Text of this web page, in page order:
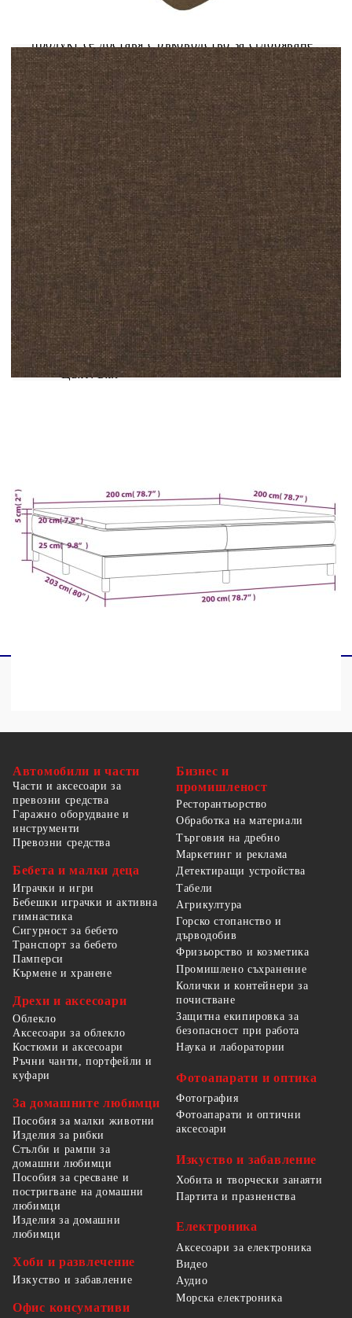
матракът не може да бъде върнат, ако
продукт се доставя с ръководство за сглобяване
в кашона за лесно сглобяване.
Рамка за легло:
Цвят: Тъмнокафяв
Материал: Плат (100% полиестер),
шперплат, инженерно дърво
Размери: 203 x 200 x 25 см (Д x Ш x В)
Матрак за легло:
Цвят: Бяло и тъмнокафяво
Материал: Текстил (100% полиестер)
Материал за пълнеж: Покет пружини, пяна
Размери (всеки): 100 x 200 x 20 см (Ш x Д x
В)
Топ матрак за легло:
Цвят: Бял
Доставката съдържа:
1 x Рамка за легло
2 x Матрака
1 х Топ матрак
Автомобили и части
Части и аксесоари за
превозни средства
Гаражно оборудване и
инструменти
Превозни средства
Бебета и малки деца
Играчки и игри
Бебешки играчки и активна
гимнастика
Сигурност за бебето
Транспорт за бебето
Памперси
Кърмене и хранене
Дрехи и аксесоари
Облекло
Аксесоари за облекло
Костюми и аксесоари
Ръчни чанти, портфейли и
куфари
За домашните любимци
Пособия за малки животни
Изделия за рибки
Стълби и рампи за
домашни любимци
Пособия за сресване и
постригване на домашни
любимци
Изделия за домашни
любимци
Хоби и развлечение
Изкуство и забавление
Офис консумативи
Бизнес и
промишленост
Ресторантьорство
Обработка на материали
Търговия на дребно
Маркетинг и реклама
Детектиращи устройства
Табели
Агрикултура
Горско стопанство и
дърводобив
Фризьорство и козметика
Промишлено съхранение
Колички и контейнери за
почистване
Защитна екипировка за
безопасност при работа
Наука и лаборатории
Фотоапарати и оптика
Фотография
Фотоапарати и оптични
аксесоари
Изкуство и забавление
Хобита и творчески занаяти
Партита и празненства
Електроника
Аксесоари за електроника
Видео
Аудио
Морска електроника